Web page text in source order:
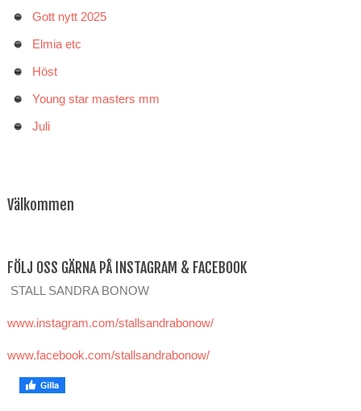
Gott nytt 2025
Elmia etc
Höst
Young star masters mm
Juli
Välkommen
FÖLJ OSS GÄRNA PÅ INSTAGRAM & FACEBOOK
STALL SANDRA BONOW
www.instagram.com/stallsandrabonow/
www.facebook.com/stallsandrabonow/